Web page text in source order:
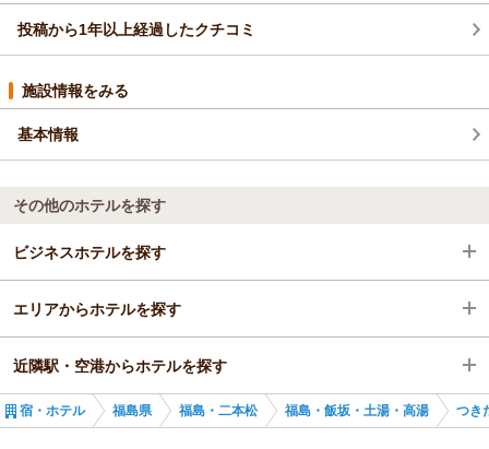
投稿から1年以上経過したクチコミ
施設情報をみる
基本情報
その他のホテルを探す
ビジネスホテルを探す
福島県
福島・二本松
福島・飯坂・土湯・高湯
エリアからホテルを探す
福島県
福島・二本松
近隣駅・空港からホテルを探す
福島学院前駅
宿・ホテル 福島県 福島・二本松 福島・飯坂・土湯・高湯 つき